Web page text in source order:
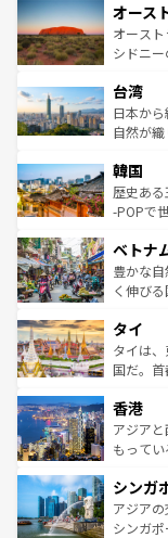
部のニュ
文化が
しみな
ならではの贅
情報は
ワイ島は
島だが
おすす
れるお
人々、
ク、伝
ワイを、存分に
はコン
オース
オース
シドニ
リアリー
ク）、
ど、見
いる。ア
ビング
い。オ
参照して
台湾
日本か
自然が
ン）、静
と山間
驚きを
容にもい
照してほ
韓国
歴史あ
-POPで
き、地方
できる
まで、
リティ
覧を参
ベトナ
豊かな
く伸び
急速な
ーチミ
醸し出
とつ。フ
ひ現地
が旅行
参照して
タイ
タイは
国だ。
の活気が
帯で自
いビー
激する
が待っ
た文化
香港
アジア
もって
み、どこ
ており
うな絶
シンガ
アジア
シンガ